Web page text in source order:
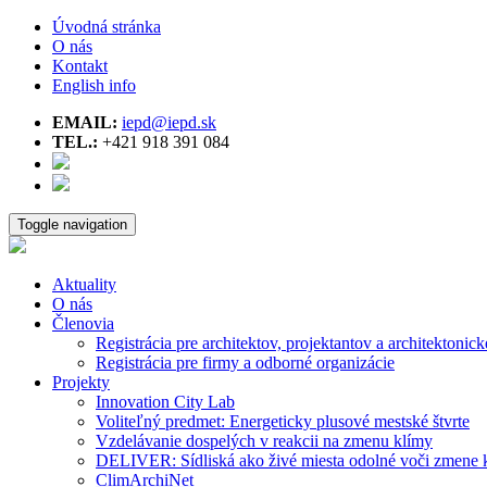
Úvodná stránka
O nás
Kontakt
English info
EMAIL: iepd@iepd.sk
TEL.: +421 918 391 084
Toggle navigation
Aktuality
O nás
Členovia
Registrácia pre architektov, projektantov a
Registrácia pre firmy a odborné organizácie
Projekty
Innovation City Lab
Voliteľný predmet: Energeticky plusové mestské štvrte
Vzdelávanie dospelých v reakcii na zmenu klímy
DELIVER: Sídliská ako živé miesta odolné voči zmene
ClimArchiNet